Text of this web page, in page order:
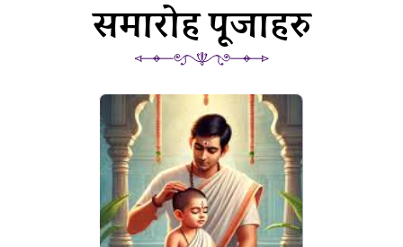
समारोह पूजाहरु